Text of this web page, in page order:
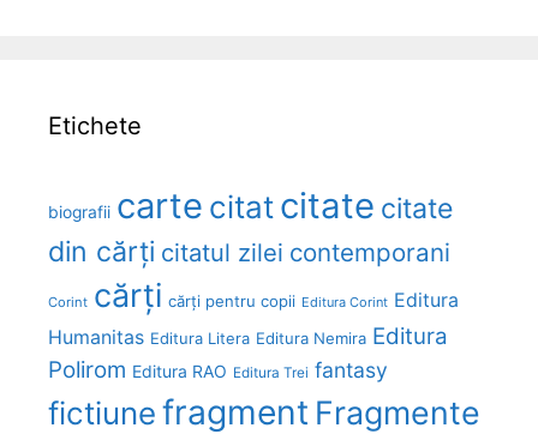
Etichete
biografii carte citatcitate citate
din cărți citatul zilei contemporani
Corint cărți cărți pentru copii Editura Corint Editura
Humanitas Editura Litera Editura Nemira Editura
Polirom Editura RAO Editura Trei fantasy
fictiunefragment Fragmente